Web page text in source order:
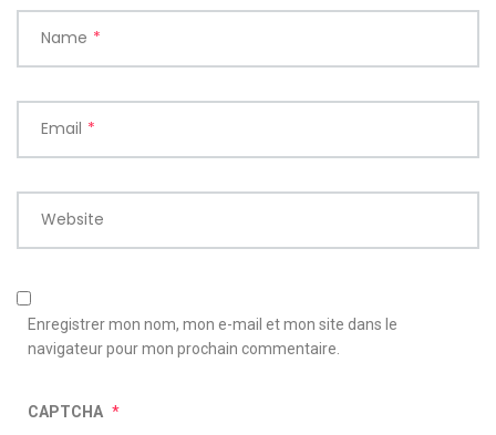
Name *
Email *
Website
Enregistrer mon nom, mon e-mail et mon site dans le
navigateur pour mon prochain commentaire.
CAPTCHA *